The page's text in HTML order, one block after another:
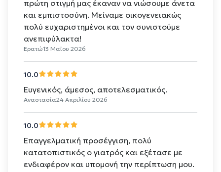
πρώτη στιγμή μας έκαναν να νιώσουμε άνετα
και εμπιστοσύνη. Μείναμε οικογενειακώς
πολύ ευχαριστημένοι και τον συνιστούμε
ανεπιφύλακτα!
Ερατώ13 Μαΐου 2026
10.0
Ευγενικός, άμεσος, αποτελεσματικός.
Αναστασία24 Απριλίου 2026
10.0
Επαγγελματική προσέγγιση, πολύ
κατατοπιστικός ο γιατρός και εξέτασε με
ενδιαφέρον και υπομονή την περίπτωση μου.